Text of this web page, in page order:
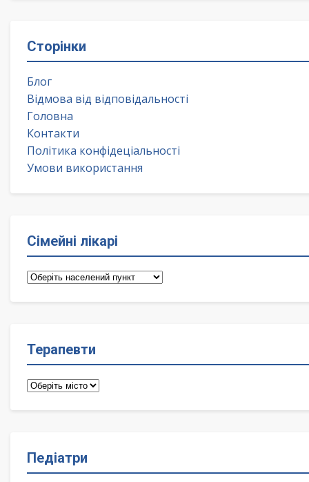
Сторінки
Блог
Відмова від відповідальності
Головна
Контакти
Політика конфідеціальності
Умови використання
Сімейні лікарі
Сімейні
Терапевти
Терапевти
Педіатри